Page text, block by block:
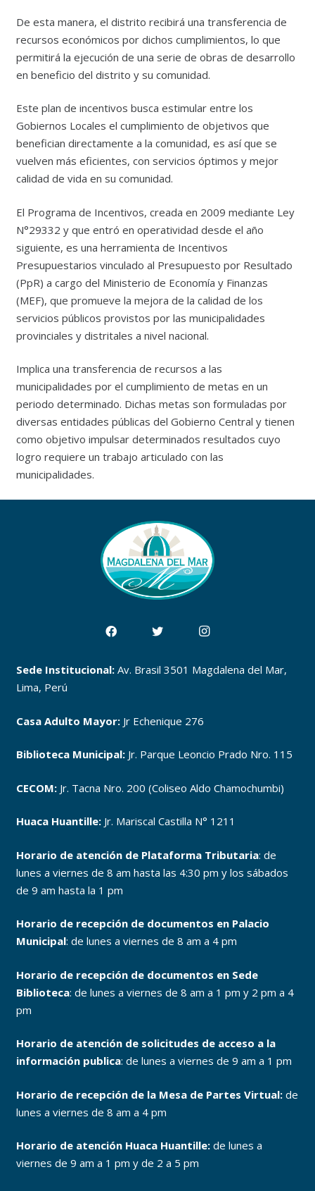
De esta manera, el distrito recibirá una transferencia de
recursos económicos por dichos cumplimientos, lo que
permitirá la ejecución de una serie de obras de desarrollo
en beneficio del distrito y su comunidad.
Este plan de incentivos busca estimular entre los
Gobiernos Locales el cumplimiento de objetivos que
benefician directamente a la comunidad, es así que se
vuelven más eficientes, con servicios óptimos y mejor
calidad de vida en su comunidad.
El Programa de Incentivos, creada en 2009 mediante Ley
N°29332 y que entró en operatividad desde el año
siguiente, es una herramienta de Incentivos
Presupuestarios vinculado al Presupuesto por Resultado
(PpR) a cargo del Ministerio de Economía y Finanzas
(MEF), que promueve la mejora de la calidad de los
servicios públicos provistos por las municipalidades
provinciales y distritales a nivel nacional.
Implica una transferencia de recursos a las
municipalidades por el cumplimiento de metas en un
periodo determinado. Dichas metas son formuladas por
diversas entidades públicas del Gobierno Central y tienen
como objetivo impulsar determinados resultados cuyo
logro requiere un trabajo articulado con las
municipalidades.
Sede Institucional:Av. Brasil 3501 Magdalena del Mar,
Lima, Perú
Casa Adulto Mayor:Jr Echenique 276
Biblioteca Municipal:Jr. Parque Leoncio Prado Nro. 115
CECOM:Jr. Tacna Nro. 200 (Coliseo Aldo Chamochumbi)
Huaca Huantille: Jr. Mariscal Castilla N° 1211
Horario de atención de Plataforma Tributaria: de
lunes a viernes de 8 am hasta las 4:30 pm y los sábados
de 9 am hasta la 1 pm
Horario de recepción de documentos en Palacio
Municipal: de lunes a viernes de 8 am a 4 pm
Horario de recepción de documentos en Sede
Biblioteca: de lunes a viernes de 8 am a 1 pm y 2 pm a 4
pm
Horario de atención de solicitudes de acceso a la
información publica: de lunes a viernes de 9 am a 1 pm
Horario de recepción de la Mesa de Partes Virtual:de
lunes a viernes de 8 am a 4 pm
Horario de atención Huaca Huantille:de lunes a
viernes de 9 am a 1 pm y de 2 a 5 pm